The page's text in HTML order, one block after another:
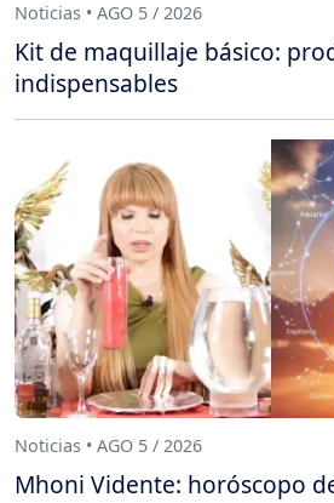
Noticias • AGO 5 / 2026
Kit de maquillaje básico:
indispensables
Noticias • AGO 5 / 2026
Mhoni Vidente: horóscopo